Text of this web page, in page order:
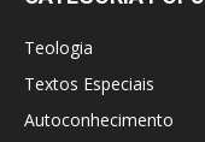
Teologia
Textos Especiais
Autoconhecimento